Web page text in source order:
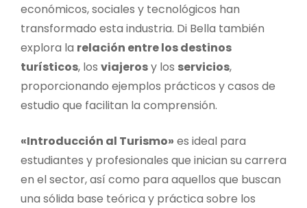
económicos, sociales y tecnológicos han
transformado esta industria. Di Bella también
explora la relación entre los destinos
turísticos, los viajerosy los servicios,
proporcionando ejemplos prácticos y casos de
estudio que facilitan la comprensión.
«Introducción al Turismo» es ideal para
estudiantes y profesionales que inician su carrera
en el sector, así como para aquellos que buscan
una sólida base teórica y práctica sobre los